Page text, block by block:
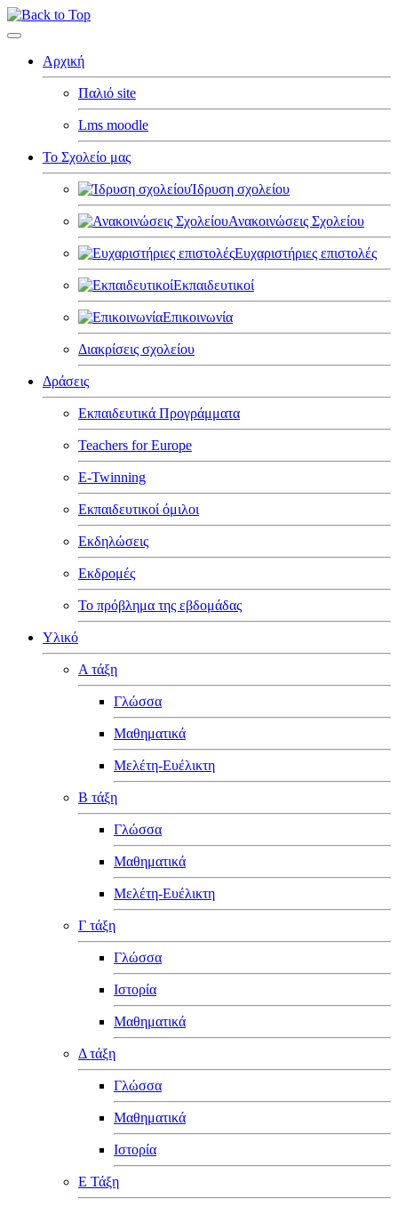
Αρχική
Παλιό site
Lms moodle
Το Σχολείο μας
Ίδρυση σχολείου
Ανακοινώσεις Σχολείου
Ευχαριστήριες επιστολές
Εκπαιδευτικοί
Επικοινωνία
Διακρίσεις σχολείου
Δράσεις
Εκπαιδευτικά Προγράμματα
Teachers for Europe
E-Twinning
Εκπαιδευτικοί όμιλοι
Εκδηλώσεις
Εκδρομές
Το πρόβλημα της εβδομάδας
Υλικό
Α τάξη
Γλώσσα
Μαθηματικά
Μελέτη-Ευέλικτη
Β τάξη
Γλώσσα
Μαθηματικά
Μελέτη-Ευέλικτη
Γ τάξη
Γλώσσα
Ιστορία
Μαθηματικά
Δ τάξη
Γλώσσα
Μαθηματικά
Ιστορία
Ε Τάξη